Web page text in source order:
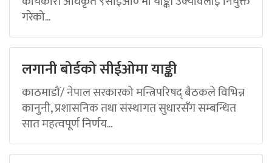
गरेको...
लगानी बोर्डको सीईओमा याङ्की
काठमाडौं/ नेपाल सरकारको मन्त्रिपरिषद् बैठकले विभिन्न
कानुनी, प्रशासनिक तथा संस्थागत सुधारसँग सम्बन्धित
सात महत्वपूर्ण निर्णय...